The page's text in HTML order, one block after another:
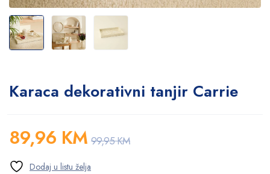
Karaca dekorativni tanjir Carrie
99,95KM
89,96 KM